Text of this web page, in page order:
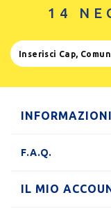
14
INFORMAZIONI
F.A.Q.
IL MIO